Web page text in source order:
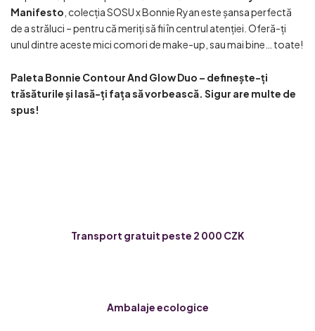
Manifesto , colecția SOSU x Bonnie Ryan este șansa perfectă
de a străluci – pentru că meriți să fii în centrul atenției. Oferă-ți
unul dintre aceste mici comori de make-up, sau mai bine… toate!
Paleta Bonnie Contour And Glow Duo – definește-ți
trăsăturile și lasă-ți fața să vorbească. Sigur are multe de
spus!
Transport gratuit peste 2 000 CZK
Ambalaje ecologice